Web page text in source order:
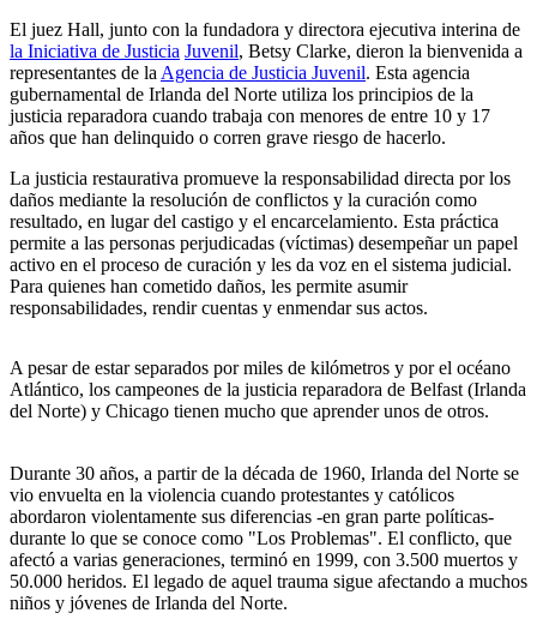
El juez Hall, junto con la fundadora y directora ejecutiva interina de
la Iniciativa de Justicia Juvenil, Betsy Clarke, dieron la bienvenida a
representantes de la Agencia de Justicia Juvenil. Esta agencia
gubernamental de Irlanda del Norte utiliza los principios de la
justicia reparadora cuando trabaja con menores de entre 10 y 17
años que han delinquido o corren grave riesgo de hacerlo.
La justicia restaurativa promueve la responsabilidad directa por los
daños mediante la resolución de conflictos y la curación como
resultado, en lugar del castigo y el encarcelamiento. Esta práctica
permite a las personas perjudicadas (víctimas) desempeñar un papel
activo en el proceso de curación y les da voz en el sistema judicial.
Para quienes han cometido daños, les permite asumir
responsabilidades, rendir cuentas y enmendar sus actos.
A pesar de estar separados por miles de kilómetros y por el océano
Atlántico, los campeones de la justicia reparadora de Belfast (Irlanda
del Norte) y Chicago tienen mucho que aprender unos de otros.
Durante 30 años, a partir de la década de 1960, Irlanda del Norte se
vio envuelta en la violencia cuando protestantes y católicos
abordaron violentamente sus diferencias -en gran parte políticas-
durante lo que se conoce como "Los Problemas". El conflicto, que
afectó a varias generaciones, terminó en 1999, con 3.500 muertos y
50.000 heridos. El legado de aquel trauma sigue afectando a muchos
niños y jóvenes de Irlanda del Norte.